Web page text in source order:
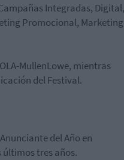
Integradas, Digital,
Promocional, Marketing
MullenLowe, mientras
del Festival.
Anunciante del Año en
tres años.